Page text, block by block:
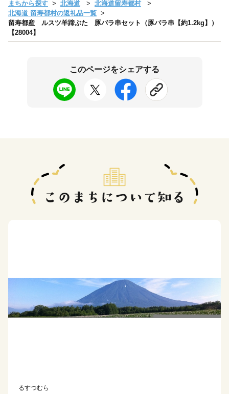
まちから探す 北海道
北海道留寿都村
北海道 留寿都村の返礼品一覧
留寿都産 ルスツ羊蹄ぶた 豚バラ串セット（豚バラ串【約1.2kg】）
【28004】
このページをシェアする
るすつむら